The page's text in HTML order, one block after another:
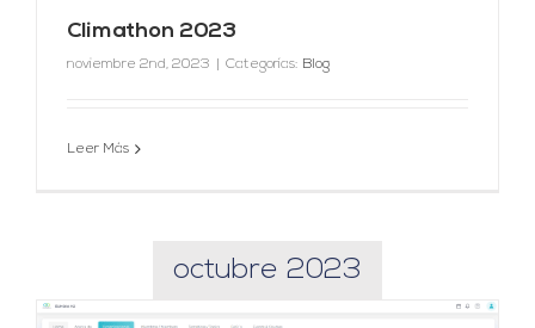
Climathon 2023
noviembre 2nd, 2023 Categorías: Blog
Leer Más
octubre 2023